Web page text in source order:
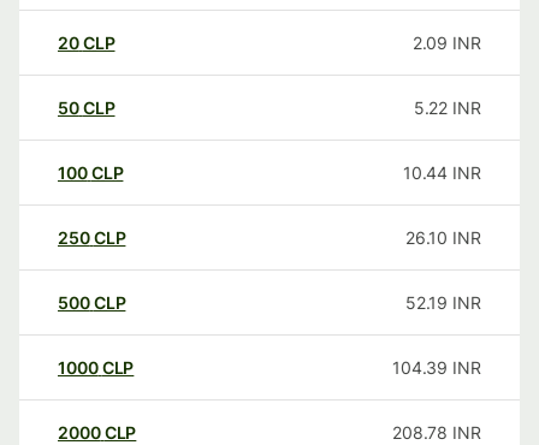
20CLP 2.09 INR
50CLP 5.22 INR
100CLP 10.44 INR
250CLP 26.10 INR
500CLP 52.19 INR
1000CLP 104.39 INR
2000CLP 208.78 INR